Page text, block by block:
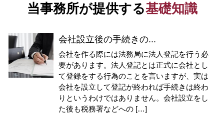
当事務所が提供する基礎知識
会社設立後の手続きの...
会社を作る際には法務局に法人登記を行う必
要があります。法人登記とは正式に会社とし
て登録をする行為のことを言いますが、実は
会社を設立して登記が終われば手続きは終わ
りというわけではありません。会社設立をし
た後も税務署などへの […]